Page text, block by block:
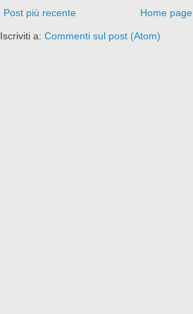
Post più recente Home page
Iscriviti a: Commenti sul post (Atom)